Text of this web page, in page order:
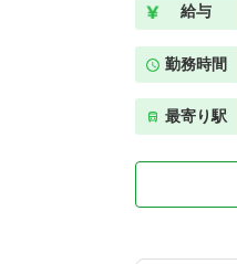
給与
勤務時間
最寄り駅